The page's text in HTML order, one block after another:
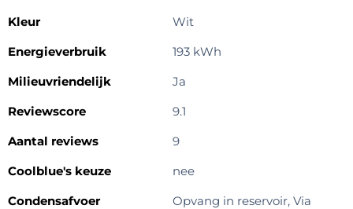
Kleur
Wit
Energieverbruik
193 kWh
Milieuvriendelijk
Ja
Reviewscore
9.1
Aantal reviews
9
Coolblue's keuze
nee
Condensafvoer
Opvang in reservoir, Via